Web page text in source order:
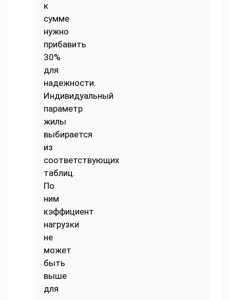
к
сумме
нужно
прибавить
30%
для
надежности.
Индивидуальный
параметр
жилы
выбирается
из
соответствующих
таблиц.
По
ним
кэффициент
нагрузки
не
может
быть
выше
для